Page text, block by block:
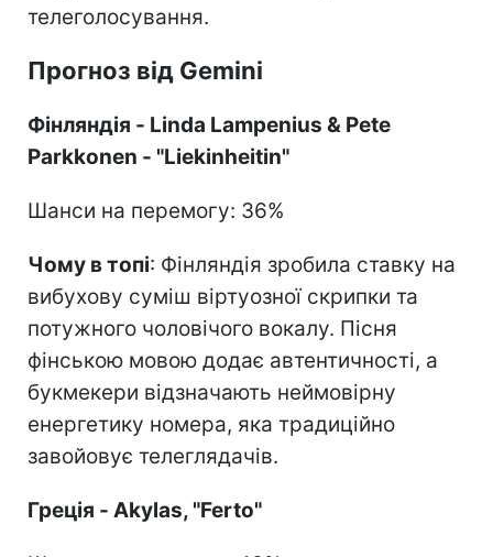
телеголосування.
Прогноз від Gemini
Фінляндія - Linda Lampenius & Pete
Parkkonen - "Liekinheitin"
Шанси на перемогу: 36%
Чому в топі: Фінляндія зробила ставку на
вибухову суміш віртуозної скрипки та
потужного чоловічого вокалу. Пісня
фінською мовою додає автентичності, а
букмекери відзначають неймовірну
енергетику номера, яка традиційно
завойовує телеглядачів.
Греція - Akylas, "Ferto"